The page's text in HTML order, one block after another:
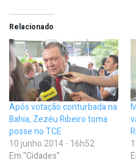
Relacionado
Após votação conturbada na
Bahia, Zezéu Ribeiro toma
posse no TCE
10 junho 2014 - 16h52
Em "Cidades"